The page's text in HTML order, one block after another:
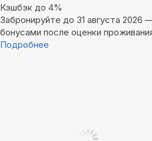
Кэшбэк до 4%
Забронируйте до 31 августа 2026
бонусами после оценки
Подробнее